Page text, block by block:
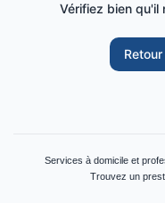
Vérifiez bien
Services à domicile et
Trouvez un